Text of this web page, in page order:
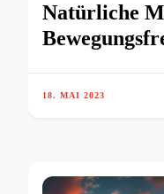
Natürliche
18. MAI 2023